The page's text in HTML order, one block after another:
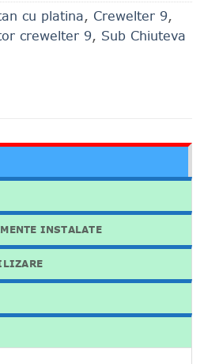
cu platina, Crewelter 9,
crewelter 9, Sub Chiuteva
INSTALATE